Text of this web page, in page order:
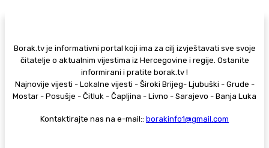
Borak.tv je informativni portal koji ima za cilj izvještavati sve svoje
čitatelje o aktualnim vijestima iz Hercegovine i regije. Ostanite
informirani i pratite borak.tv !
Najnovije vijesti - Lokalne vijesti - Široki Brijeg- Ljubuški - Grude -
Mostar - Posušje - Čitluk - Čapljina - Livno - Sarajevo - Banja Luka
Kontaktirajte nas na e-mail:: borakinfo1@gmail.com